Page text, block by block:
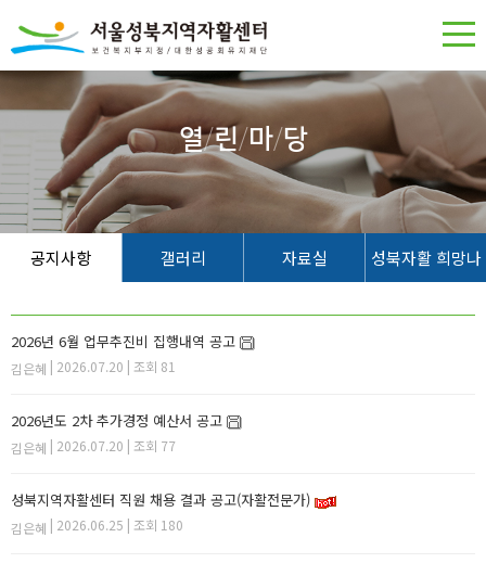
열/린/마/당
공지사항 갤러리 자료실 성북자활 희망나
2026년 6월 업무추진비 집행내역 공고
김은혜 | 2026.07.20 | 조회 81
2026년도 2차 추가경정 예산서 공고
김은혜 | 2026.07.20 | 조회 77
성북지역자활센터 직원 채용 결과 공고(자활전문가)
김은혜 | 2026.06.25 | 조회 180